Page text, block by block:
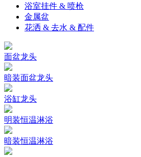
浴室挂件 & 喷枪
金属盆
花洒 & 去水 & 配件
面盆龙头
暗装面盆龙头
浴缸龙头
明装恒温淋浴
暗装恒温淋浴